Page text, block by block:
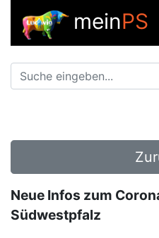
meinPS
Neue Infos zum
Südwestpfalz